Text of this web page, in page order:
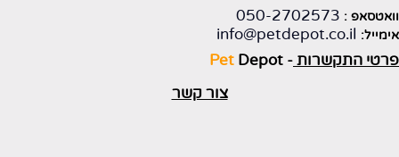
:
050-2702573
info@petdepot.co.il
התקשרות-
PetDepot
צור קשר